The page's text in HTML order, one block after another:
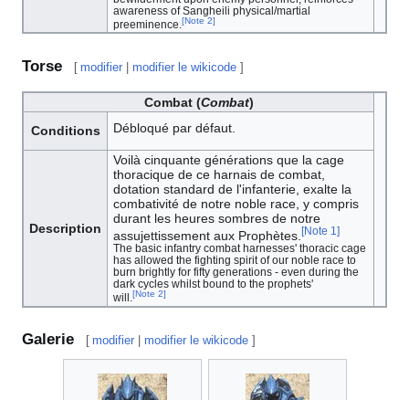
awareness of Sangheili physical/martial
preeminence. [Note 2]
Torse [ modifier |modifier le wikicode ]
Combat (Combat)
Conditions
Débloqué par défaut.
Description
Voilà cinquante générations que la cage
thoracique de ce harnais de combat,
dotation standard de l'infanterie, exalte la
combativité de notre noble race, y compris
durant les heures sombres de notre
assujettissement aux Prophètes. [Note 1 ]
The basic infantry combat harnesses' thoracic cage
has allowed the fighting spirit of our noble race to
burn brightly for fifty generations - even during the
dark cycles whilst bound to the prophets'
will.
[Note 2]
Galerie [ modifier |modifier le wikicode ]